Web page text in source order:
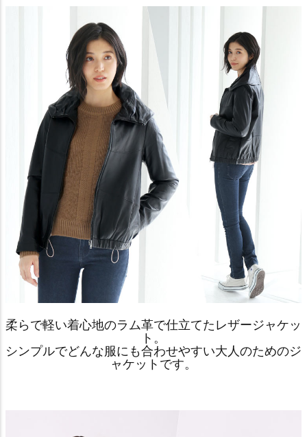
柔らで軽い着心地のラム革で仕立てたレザージャケッ
ト。
シンプルでどんな服にも合わせやすい大人のためのジ
ャケットです。